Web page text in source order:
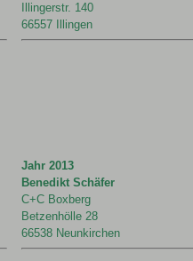
Illingerstr. 140
66557 Illingen
Jahr 2013
Benedikt Schäfer
C+C Boxberg
Betzenhölle 28
66538 Neunkirchen